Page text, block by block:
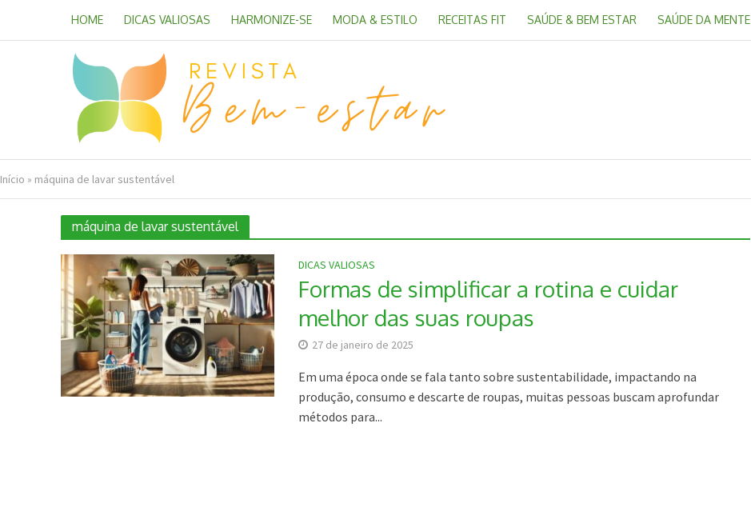
HOME DICAS VALIOSAS HARMONIZE-SE MODA & ESTILO RECEITAS FIT SAÚDE & BEM ESTAR SAÚDE DA MENTE
Início » máquina de lavar sustentável
máquina de lavar sustentável
DICAS VALIOSAS
Formas de simplificar a rotina e cuidar
melhor das suas roupas
27 de janeiro de 2025
Em uma época onde se fala tanto sobre sustentabilidade, impactando na
produção, consumo e descarte de roupas, muitas pessoas buscam aprofundar
métodos para...